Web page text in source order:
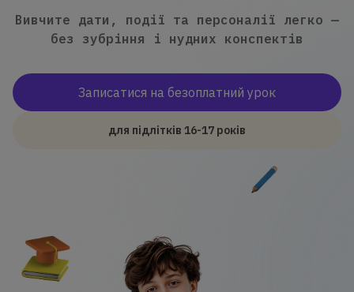
Вивчите дати, події та персоналії легко —
без зубріння і нудних конспектів
для підлітків 16-17 років
Записатися на безоплатний урок